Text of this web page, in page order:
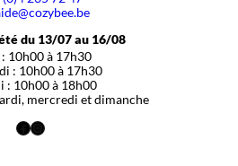
du 13/07 au 16/08
: 10h00 à 17h30
: 10h00 à 17h30
: 10h00 à 18h00
mercredi et dimanche
Facebook
Instagram